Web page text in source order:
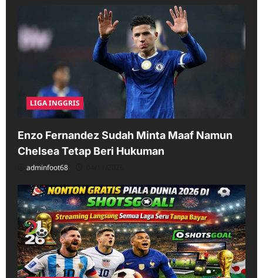
LIGA INGGRIS
Enzo Fernandez Sudah Minta Maaf Namun
Chelsea Tetap Beri Hukuman
adminfoot68